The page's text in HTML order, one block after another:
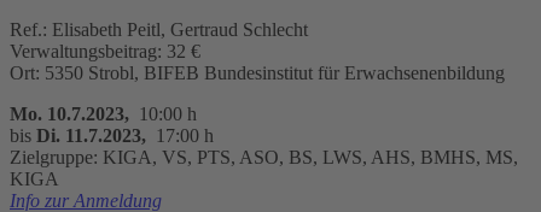
Ref.: Elisabeth Peitl, Gertraud Schlecht
Verwaltungsbeitrag: 32 €
Ort: 5350 Strobl, BIFEB Bundesinstitut für Erwachsenenbildung
Mo. 10.7.2023, 10:00 h
bis Di. 11.7.2023, 17:00 h
Zielgruppe: KIGA, VS, PTS, ASO, BS, LWS, AHS, BMHS, MS,
KIGA
Info zur Anmeldung